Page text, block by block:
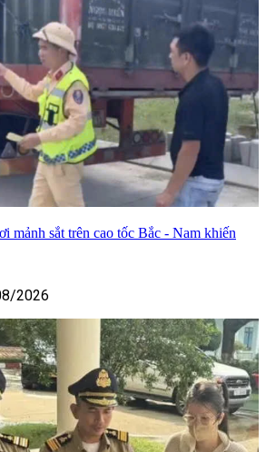
mảnh sắt trên cao tốc Bắc - Nam khiến
2026